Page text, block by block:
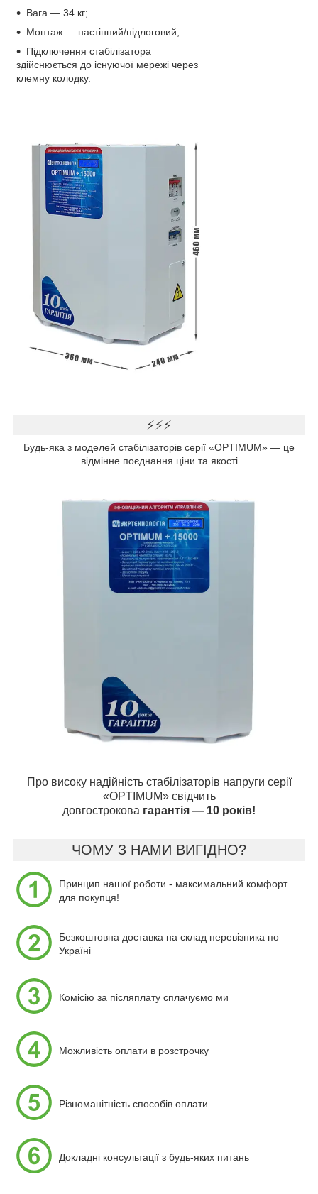
Вага — 34 кг;
Монтаж — настінний/підлоговий;
Підключення стабілізатора
здійснюється до існуючої мережі через
клемну колодку.
⚡⚡⚡
Будь-яка з моделей стабілізаторів серії «OPTIMUM» — це
відмінне поєднання ціни та якості
Про високу надійність стабілізаторів напруги серії
«OPTIMUM» свідчить
довгострокова гарантія — 10 років!
ЧОМУ З НАМИ ВИГІДНО?
Принцип нашої роботи - максимальний комфорт
для покупця!
Безкоштовна доставка на склад перевізника по
Україні
Комісію за післяплату сплачуємо ми
Можливість оплати в розстрочку
Різноманітність способів оплати
Докладні консультації з будь-яких питань